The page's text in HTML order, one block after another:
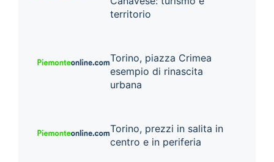
territorio
Torino, piazza Crimea
esempio di rinascita
urbana
Torino, prezzi in salita in
centro e in periferia